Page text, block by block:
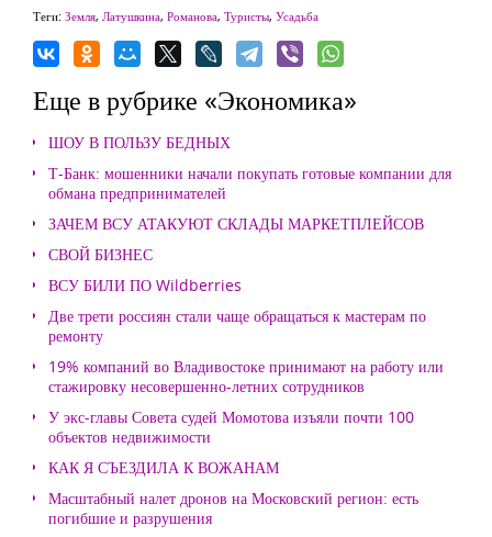
Теги: Земля, Латушкина, Романова, Туристы, Усадьба
Еще в рубрике «Экономика»
ШОУ В ПОЛЬЗУ БЕДНЫХ
Т-Банк: мошенники начали покупать готовые компании для
обмана предпринимателей
ЗАЧЕМ ВСУ АТАКУЮТ СКЛАДЫ МАРКЕТПЛЕЙСОВ
СВОЙ БИЗНЕС
ВСУ БИЛИ ПО Wildberries
Две трети россиян стали чаще обращаться к мастерам по
ремонту
19% компаний во Владивостоке принимают на работу или
стажировку несовершенно-летних сотрудников
У экс-главы Совета судей Момотова изъяли почти 100
объектов недвижимости
КАК Я СЪЕЗДИЛА К ВОЖАНАМ
Масштабный налет дронов на Московский регион: есть
погибшие и разрушения